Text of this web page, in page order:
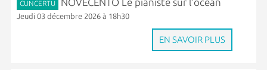
CUNCERTU
Jeudi 03 décembre 2026 à 18h30
EN SAVOIR PLUS